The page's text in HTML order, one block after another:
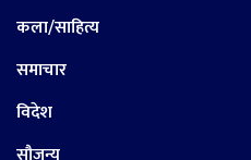
कला/साहित्य
समाचार
विदेश